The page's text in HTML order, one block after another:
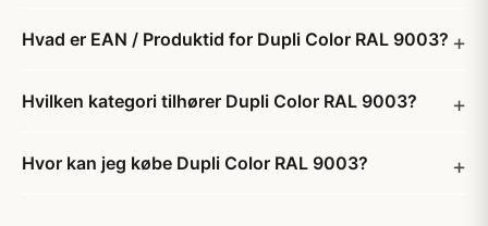
Hvad er EAN / Produktid for Dupli Color RAL 9003?
Hvilken kategori tilhører Dupli Color RAL 9003?
Hvor kan jeg købe Dupli Color RAL 9003?